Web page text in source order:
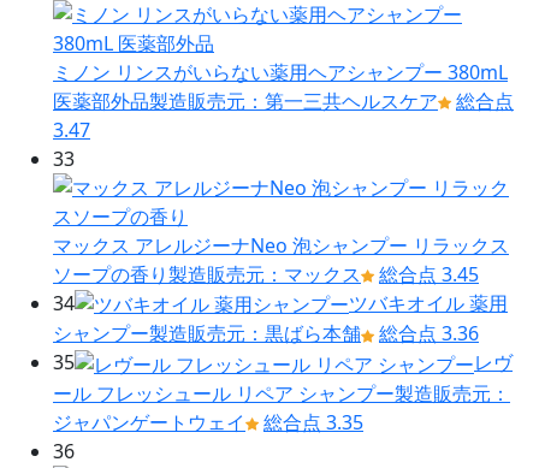
ミノン リンスがいらない薬用ヘアシャンプー 380mL
医薬部外品製造販売元：第一三共ヘルスケア
総合点
3.47
33
マックス アレルジーナNeo 泡シャンプー リラックス
ソープの香り製造販売元：マックス
総合点 3.45
34
ツバキオイル 薬用
シャンプー製造販売元：黒ばら本舗
総合点 3.36
35
レヴ
ール フレッシュール リペア シャンプー製造販売元：
ジャパンゲートウェイ
総合点 3.35
36